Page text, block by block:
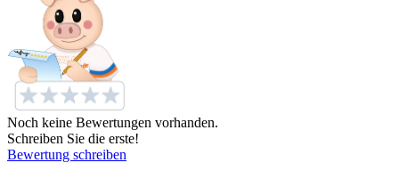
Noch keine Bewertungen vorhanden.
Schreiben Sie die erste!
Bewertung schreiben